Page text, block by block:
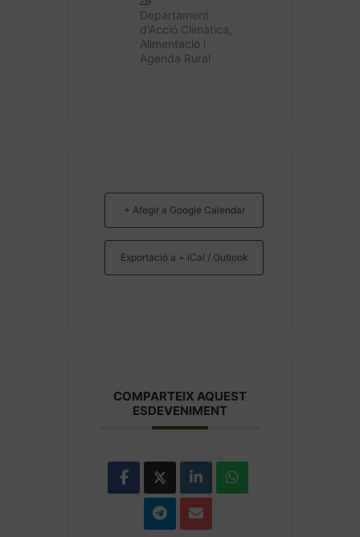
Departament
d'Acció Climàtica,
Alimentació i
Agenda Rural
+ Afegir a Google Calendar
Exportació a + iCal / Outlook
COMPARTEIX AQUEST
ESDEVENIMENT